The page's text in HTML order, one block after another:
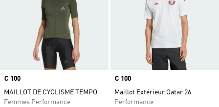
Prix
€ 100
MAILLOT DE CYCLISME TEMPO
Femmes Performance
Prix
€ 100
Maillot Extérieur Qatar 26
Performance